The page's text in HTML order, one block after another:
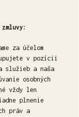
za účelom
v pozícii
služieb a naša
osobných
vždy len
plnenie
práv a